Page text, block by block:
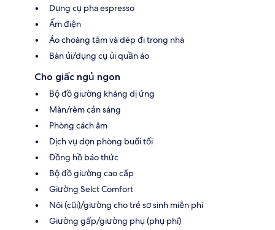
Dụng cụ pha espresso
Ấm điện
Áo choàng tắm và dép đi trong nhà
Bàn ủi/dụng cụ ủi quần áo
Cho giấc ngủ ngon
Bộ đồ giường kháng dị ứng
Màn/rèm cản sáng
Phòng cách âm
Dịch vụ dọn phòng buổi tối
Đồng hồ báo thức
Bộ đồ giường cao cấp
Giường Selct Comfort
Nôi (cũi)/giường cho trẻ sơ sinh miễn phí
Giường gấp/giường phụ (phụ phí)